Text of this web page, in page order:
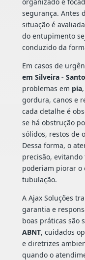
segurança. Antes
situação é
do entupimento
conduzido da
Em casos de
em Silveira -
problemas em pia,
gordura, canos e
cada detalhe é
se há obstrução
sólidos, restos de
Dessa forma, o
precisão,
poderiam piorar o
tubulação.
A Ajax Soluções
garantia e
boas práticas são
ABNT, cuidados
e diretrizes
quando o